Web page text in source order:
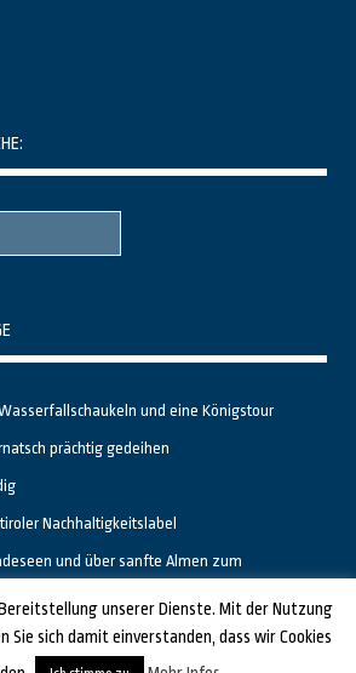
und eine Königstour
prächtig gedeihen
Nachhaltigkeitslabel
und über sanfte Almen zum
VON ALBERTO & FRANZ BEI LUCID.BERLIN
unserer Dienste. Mit der Nutzung
Sie sich damit einverstanden, dass wir Cookies